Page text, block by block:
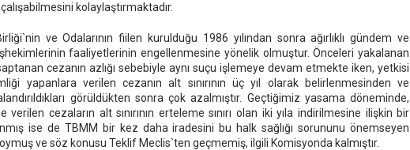
kolaylaştırmaktadır.
ve Odalarının fiilen kurulduğu 1986 yılından sonra ağırlıklı gündem ve
faaliyetlerinin engellenmesine yönelik olmuştur. Önceleri yakalanan
cezanın azlığı sebebiyle aynı suçu işlemeye devam etmekte iken, yetkisi
yapanlara verilen cezanın alt sınırının üç yıl olarak belirlenmesinden ve
görüldükten sonra çok azalmıştır. Geçtiğimiz yasama döneminde,
verilen cezaların alt sınırının erteleme sınırı olan iki yıla indirilmesine ilişkin bir
ise de TBMM bir kez daha iradesini bu halk sağlığı sorununu önemseyen
ve söz konusu Teklif Meclis`ten geçmemiş, ilgili Komisyonda kalmıştır.